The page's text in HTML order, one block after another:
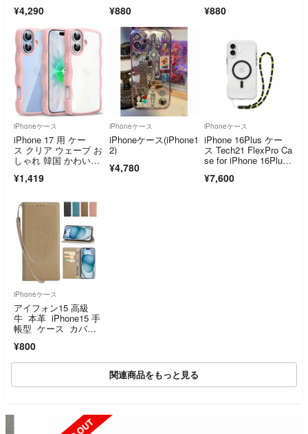
¥4,290 ¥880 ¥880
iPhoneケース
iPhone 17 用 ケー
ス クリア ウェーブ お
しゃれ 韓国 かわい
ン 17 用 スマホケー
¥1,419
iPhoneケース
iPhoneケース(iPhone1
2)
¥4,780
iPhoneケース
iPhone 16Plus ケー
ス Tech21 FlexPro Ca
se for iPhone 16Plu
¥7,600
iPhoneケース
アイフォン15 高級
牛 本革 iPhone15 手
帳型 ケース カバ
¥800
関連商品をもっと見る
SOLD OUT